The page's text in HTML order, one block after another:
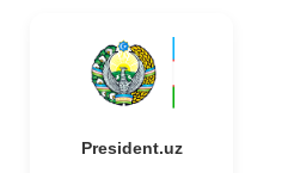
President.uz